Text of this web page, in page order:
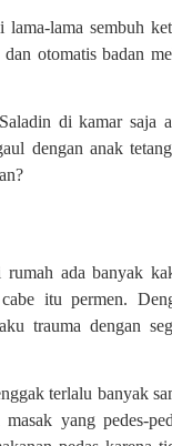
lama sembuh
otomatis badan
di kamar saja
dengan anak
ada banyak
itu permen.
trauma dengan
terlalu banyak
yang pedes-